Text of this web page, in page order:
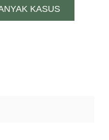
KASUS